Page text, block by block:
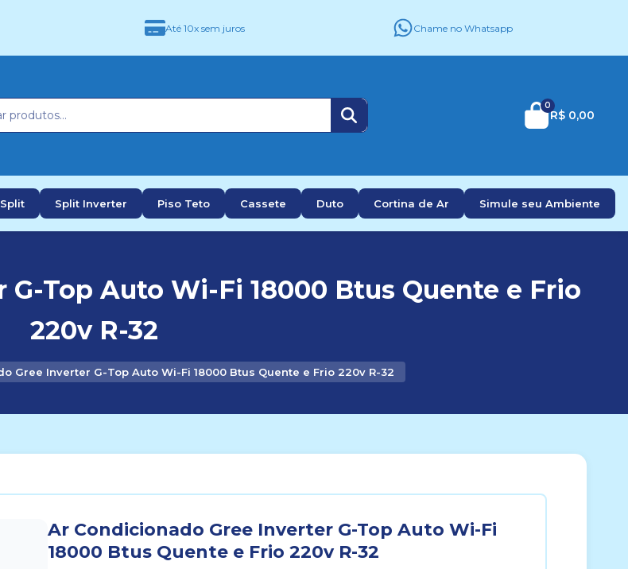
Até 10x sem juros Chame no Whatsapp
0
R$ 0,00
Split Inverter Piso Teto Cassete Duto Cortina de Ar Simule seu Ambiente
Top Auto Wi-Fi 18000 Btus Quente e Frio
220v R-32
Gree Inverter G-Top Auto Wi-Fi 18000 Btus Quente e Frio 220v R-32
Ar Condicionado Gree Inverter G-Top Auto Wi-Fi
18000 Btus Quente e Frio 220v R-32